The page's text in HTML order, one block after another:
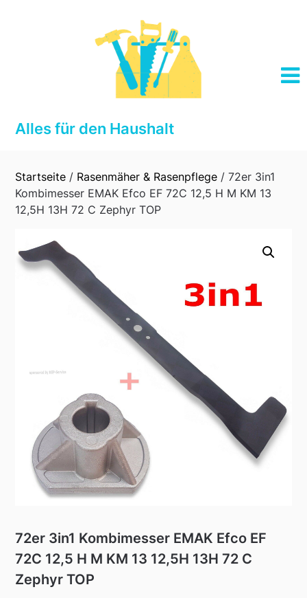
Alles für den Haushalt
Startseite / Rasenmäher & Rasenpflege / 72er 3in1
Kombimesser EMAK Efco EF 72C 12,5 H M KM 13
12,5H 13H 72 C Zephyr TOP
72er 3in1 Kombimesser EMAK Efco EF
72C 12,5 H M KM 13 12,5H 13H 72 C
Zephyr TOP